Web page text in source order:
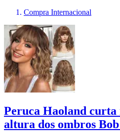
Compra Internacional
Peruca Haoland
altura dos ombros